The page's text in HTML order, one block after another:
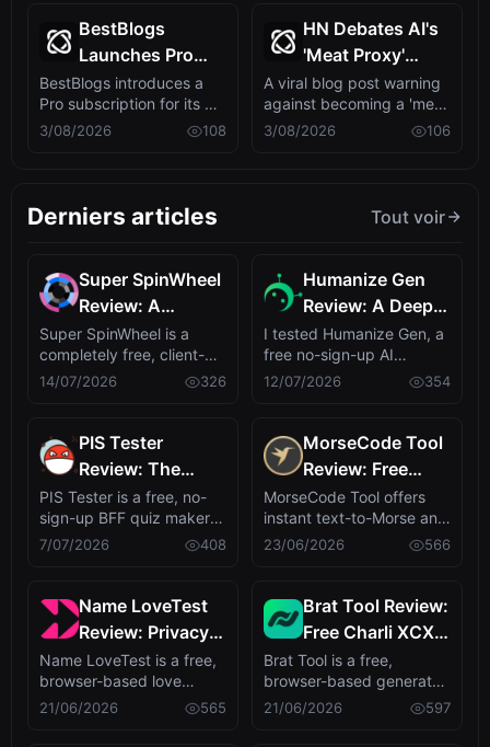
Driven LLM
Evaluation
Platform
BestBlogs
Launches Pro
Tier with AI-
Personalized
Daily Briefings,
BestBlogs introduces a
Pro subscription for its AI-
powered reading
3/08/2026 108
HN Debates AI's
'Meat Proxy'
Problem: Are
Humans Doing
the Dirty Work?
A viral blog post warning
against becoming a 'meat
proxy' for AI systems
3/08/2026 106
Derniers articles Tout voir
Super SpinWheel
Review: A
Privacy-First Free
Wheel Spinner
for Random Picks
Super SpinWheel is a
completely free, client-
side wheel spinner that
14/07/2026 326
Humanize Gen
Review: A Deep
Dive into This
Free AI
Humanizer
I tested Humanize Gen, a
free no-sign-up AI
humanizer that turns
12/07/2026 354
PIS Tester
Review: The
Zero-AI
Friendship Quiz
That Exposes
PIS Tester is a free, no-
sign-up BFF quiz maker
that turns self-revelation
7/07/2026 408
MorseCode Tool
Review: Free
Online Text to
Morse Converter
with Audio &
MorseCode Tool offers
instant text-to-Morse and
Morse-to-text translation
23/06/2026 566
Name LoveTest
Review: Privacy-
First Love
Calculator with
Shareable Images
Name LoveTest is a free,
browser-based love
calculator that turns name
21/06/2026 565
Brat Tool Review:
Free Charli XCX
Style Brat Text
Generator
Brat Tool is a free,
browser-based generator
that recreates Charli
21/06/2026 597